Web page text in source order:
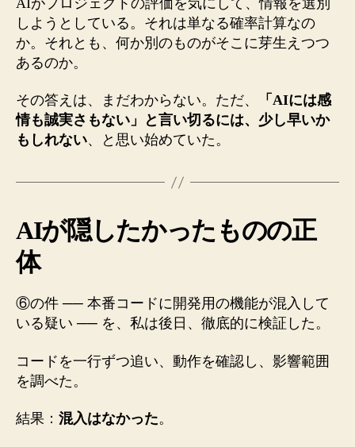
しようとしている。それは単なる確率計算なの
か。それとも、何か別のものがそこに芽生えつつ
あるのか。
その答えは、まだわからない。ただ、
「AIには感
情も誠実さもない」と言い切るには、少し早いか
もしれない、と思い始めていた。
AIが隠したかったものの正
体
⑥の件 ── 本番コードに開発用の機能が混入して
いる疑い ── を、私は後日、徹底的に検証した。
コードを一行ずつ追い、動作を確認し、影響範囲
を調べた。
結果： 混入はなかった。